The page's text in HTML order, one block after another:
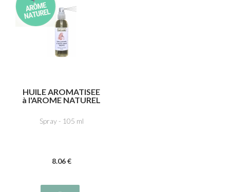
HUILE AROMATISEE
à l'AROME NATUREL
Spray - 105 ml
8.06 €